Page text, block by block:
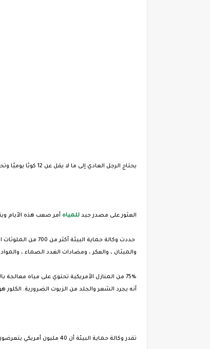
يحتاج الرجل العادي إلى ما لا يقل عن 12 كوبًا يوميًا وتحتاج المرأة المتوسطة حوالي 9 أكواب من الماء يوميًا. يتطلب الطقس الحار الرطب والعمل أو التمارين الرياضية المزيد.
العثور على مصدر جيد للمياه أمر صعب هذه الأيام
حددت وكالة حماية البيئة أكثر من 700 من الملوثات الموجودة على أساس منتظم في كل من إمدادات
والميثان ، والعكر ، ومضادات الغدد الصماء ،
75٪ من المنازل الأمريكية تحتوي على مياه
أنه يجرد الشعر والجلد من الزيوت الضرورية. الكلور
تقدر وكالة حماية البيئة أن 40 مليون أمريكي يتعرضون لقيادة عالية أعلى من الحد الأقصى المسموح به للملوثات. يوجد الرادون في جميع المياه تقريبًا. 60٪ من الأمريكيين يشربون الماء المفلور .